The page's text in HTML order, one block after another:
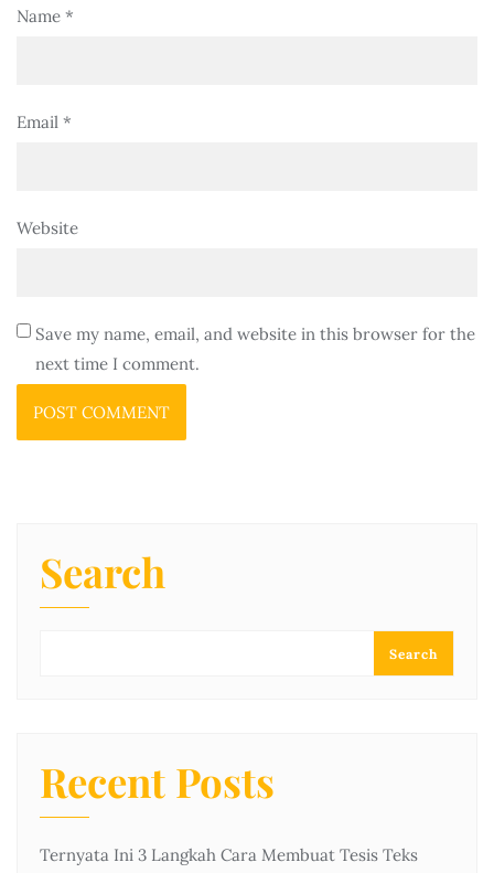
Name *
Email *
Website
Save my name, email, and website in this browser for the
next time I comment.
Search
Search
Recent Posts
Ternyata Ini 3 Langkah Cara Membuat Tesis Teks